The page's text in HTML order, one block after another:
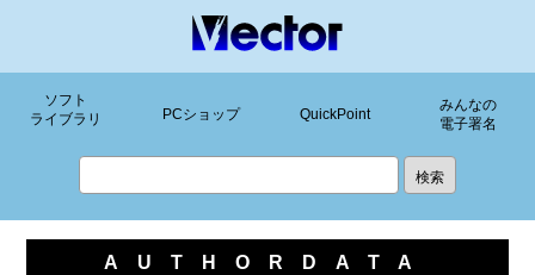
ソフト
ライブラリ
PCショップ QuickPoint
みんなの
電子署名
AUTHORDATA